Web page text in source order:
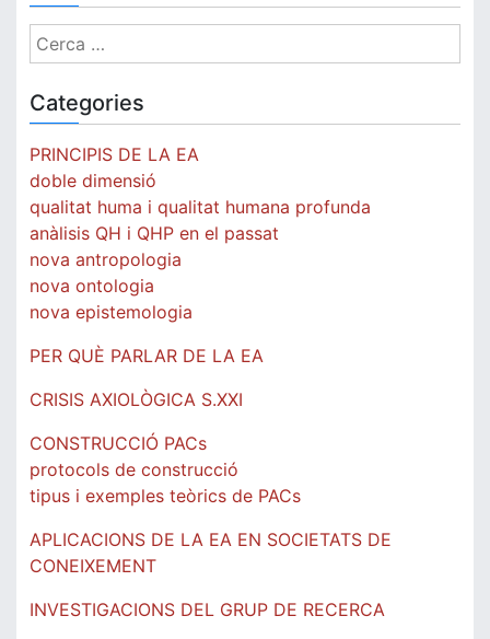
Cerca:
Categories
PRINCIPIS DE LA EA
doble dimensió
qualitat huma i qualitat humana profunda
anàlisis QH i QHP en el passat
nova antropologia
nova ontologia
nova epistemologia
PER QUÈ PARLAR DE LA EA
CRISIS AXIOLÒGICA S.XXI
CONSTRUCCIÓ PACs
protocols de construcció
tipus i exemples teòrics de PACs
APLICACIONS DE LA EA EN SOCIETATS DE
CONEIXEMENT
INVESTIGACIONS DEL GRUP DE RECERCA